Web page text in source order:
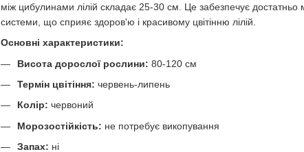
між цибулинами лілій складає 25-30 см. Це забезпечує достатньо
системи, що сприяє здоров'ю і красивому цвітінню лілій.
Основні характеристики:
Висота дорослої рослини: 80-120 см
Термін цвітіння: червень-липень
Колір: червоний
Морозостійкість: не потребує викопування
Запах: ні